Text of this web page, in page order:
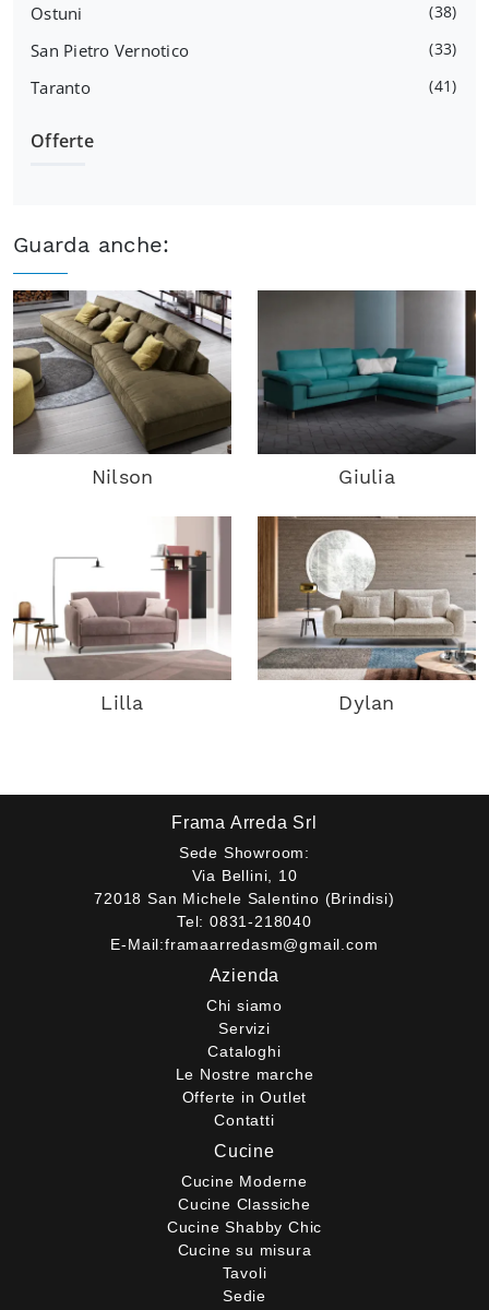
Ostuni 38
San Pietro Vernotico 33
Taranto 41
Offerte
Guarda anche:
Nilson Giulia
Lilla Dylan
Frama Arreda Srl
Sede Showroom:
Via Bellini, 10
72018 San Michele Salentino (Brindisi)
Tel: 0831-218040
E-Mail:framaarredasm@gmail.com
Azienda
Chi siamo
Servizi
Cataloghi
Le Nostre marche
Offerte in Outlet
Contatti
Cucine
Cucine Moderne
Cucine Classiche
Cucine Shabby Chic
Cucine su misura
Tavoli
Sedie